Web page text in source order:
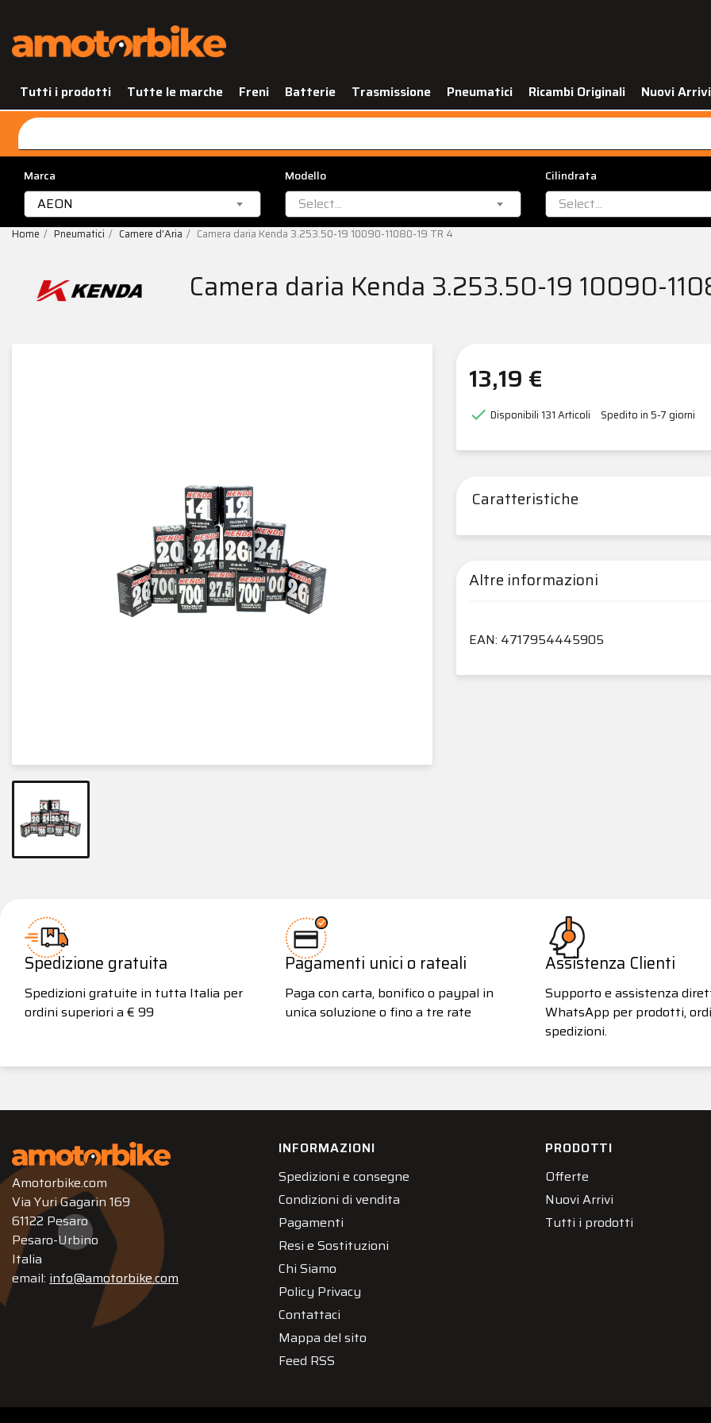
Tutti i prodotti Tutte le marche Freni Batterie Trasmissione Pneumatici Ricambi Originali Nuovi Arrivi
Marca
AEON
Modello
Select...
Cilindrata
Select...
Home Pneumatici Camere d'Aria Camera daria Kenda 3.253.50-19 10090-11080-19 TR 4
Camera daria Kenda 3.253.50-19 10090-
13,19 €
 Disponibili 131 Articoli Spedito in 5-7 giorni
Caratteristiche
Altre informazioni
EAN: 4717954445905
Spedizione gratuita
Spedizioni gratuite in tutta Italia per
ordini superiori a € 99
Pagamenti unici o rateali
Paga con carta, bonifico o paypal in
unica soluzione o fino a tre rate
Assistenza Clienti
Supporto e assistenza
WhatsApp per prodotti,
spedizioni.
Amotorbike.com
Via Yuri Gagarin 169
61122 Pesaro
Pesaro-Urbino
Italia
email: info@amotorbike.com
INFORMAZIONI
Spedizioni e consegne
Condizioni di vendita
Pagamenti
Resi e Sostituzioni
Chi Siamo
Policy Privacy
Contattaci
Mappa del sito
Feed RSS
PRODOTTI
Offerte
Nuovi Arrivi
Tutti i prodotti